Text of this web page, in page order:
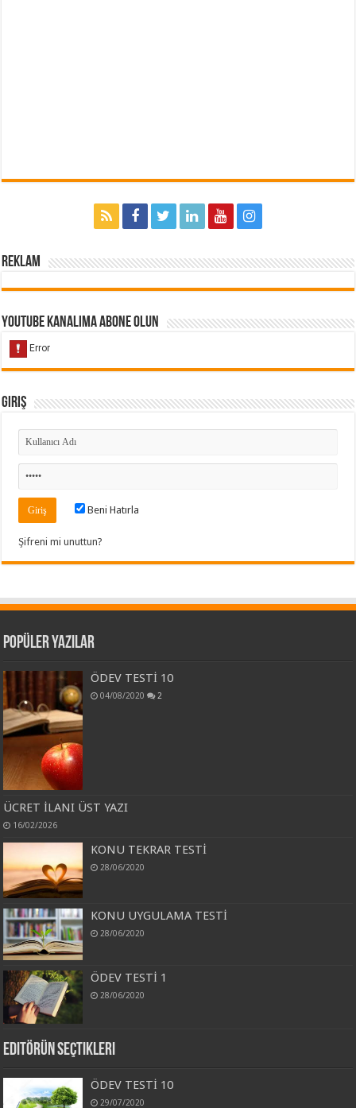
Reklam
Youtube Kanalıma Abone Olun
Giriş
Beni Hatırla
Şifreni mi unuttun?
Popüler Yazılar
ÖDEV TESTİ 10
04/08/2020 2
ÜCRET İLANI ÜST YAZI
16/02/2026
KONU TEKRAR TESTİ
28/06/2020
KONU UYGULAMA TESTİ
28/06/2020
ÖDEV TESTİ 1
28/06/2020
Editörün Seçtikleri
ÖDEV TESTİ 10
29/07/2020